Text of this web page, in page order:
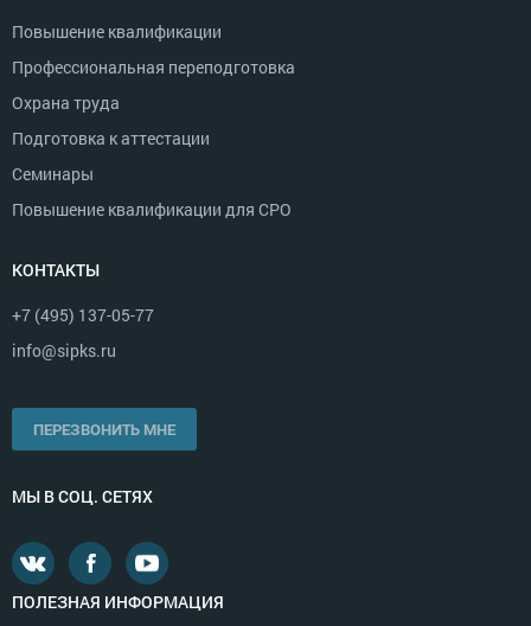
Повышение квалификации
Профессиональная переподготовка
Охрана труда
Подготовка к аттестации
Семинары
Повышение квалификации для СРО
КОНТАКТЫ
+7 (495) 137-05-77
info@sipks.ru
ПЕРЕЗВОНИТЬ МНЕ
МЫ В СОЦ. СЕТЯХ
ПОЛЕЗНАЯ ИНФОРМАЦИЯ